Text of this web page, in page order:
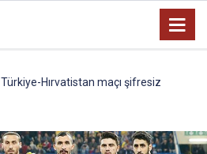
Türkiye-Hırvatistan maçı şifresiz